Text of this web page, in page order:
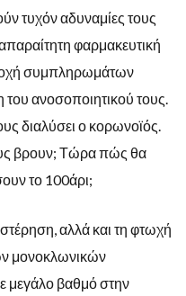
τυχόν αδυναμίες τους
φαρμακευτική
συμπληρωμάτων
του ανοσοποιητικού τους.
διαλύσει ο κορωνοϊός.
βρουν; Τώρα πώς θα
το 100άρι;
αλλά και τη φτωχή
μονοκλωνικών
μεγάλο βαθμό στην